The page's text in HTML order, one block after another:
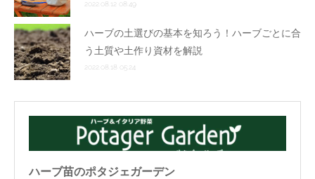
2022.08.12 08:49
ハーブの土選びの基本を知ろう！ハーブごとに合
う土質や土作り資材を解説
2022.08.18 05:24
ハーブ苗のポタジェガーデン